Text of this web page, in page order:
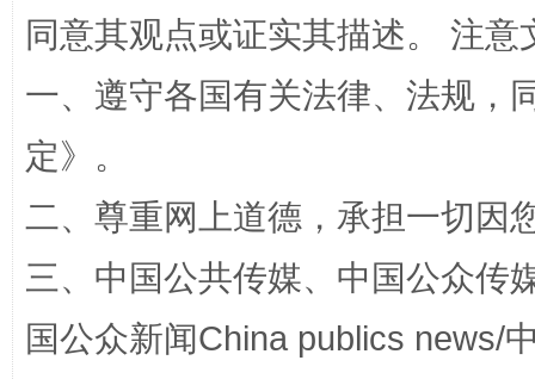
扯下公款旅游的“隐身衣” 如何以
“蜀中异人”王建安的艺术幻境
同意其观点或证实其描述。 注
一、遵守各国有关法律、法规，
定》。
二、尊重网上道德，承担一切因
三、中国公共传媒、中国公众传
国公众新闻China publics news/